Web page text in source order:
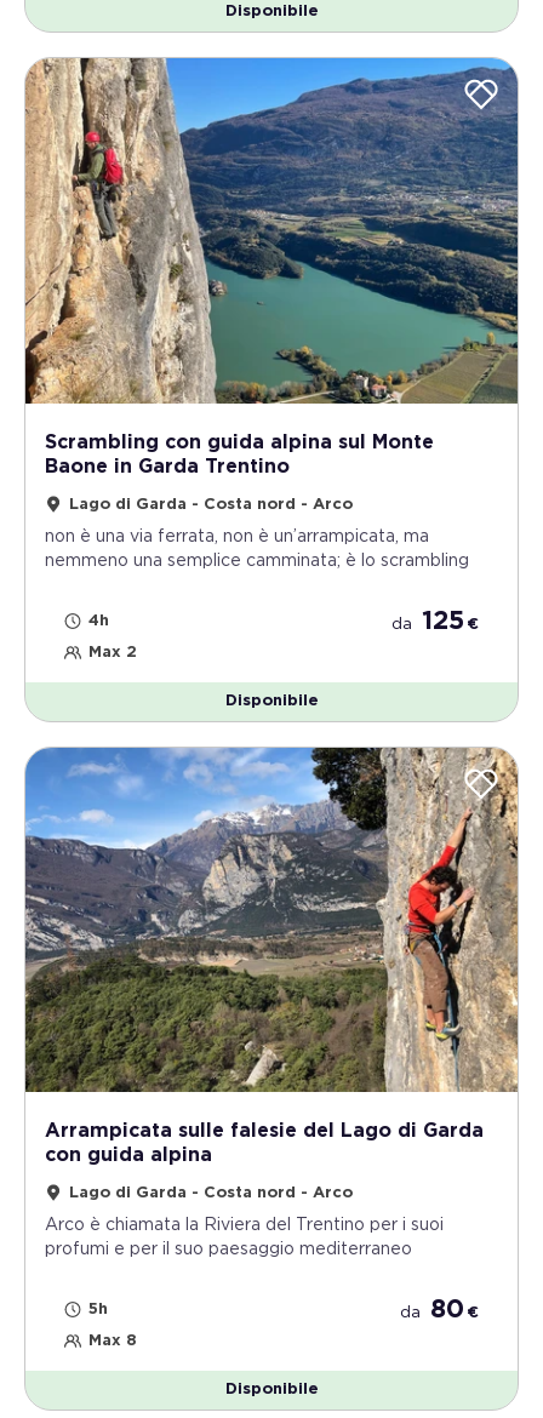
Disponibile
Scrambling con guida alpina sul Monte
Baone in Garda Trentino
Lago di Garda - Costa nord - Arco
non è una via ferrata, non è un’arrampicata, ma
nemmeno una semplice camminata; è lo scrambling
4h
Max 2
da 125 €
Disponibile
Arrampicata sulle falesie del Lago di Garda
con guida alpina
Lago di Garda - Costa nord - Arco
Arco è chiamata la Riviera del Trentino per i suoi
profumi e per il suo paesaggio mediterraneo
5h
Max 8
da 80 €
Disponibile